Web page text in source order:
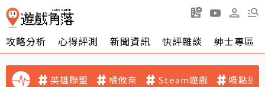
攻略分析 心得評測 新聞資訊 快評雜談 紳士專區
英雄聯盟 橘攸奈 Steam遊戲 吸點迷